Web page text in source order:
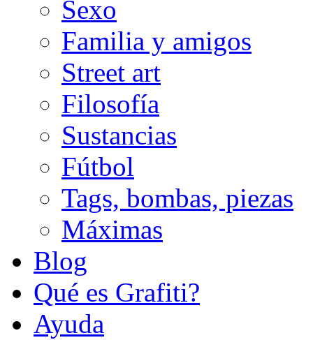
Sexo
Familia y amigos
Street art
Filosofía
Sustancias
Fútbol
Tags, bombas, piezas
Máximas
Blog
Qué es Grafiti?
Ayuda